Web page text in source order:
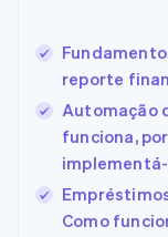
reporte
Automação
funciona,
Como
EnglishEspañol
Estônia
English
Finlândia
EnglishSvenska
França
Gibraltar
English